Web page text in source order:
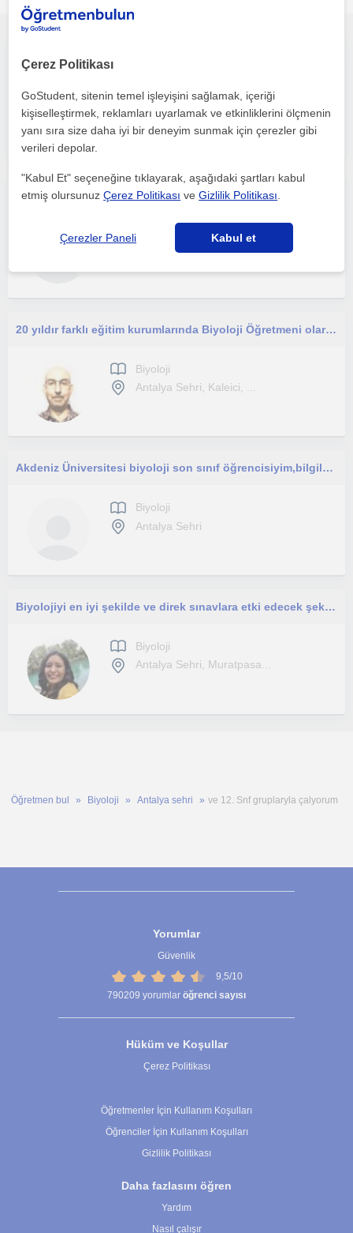
Biyoloji
Antalya Sehri
Antalya Sehri, Kepez (An...
20 yıldır farklı eğitim kurumlarında Biyoloji Öğretmeni olarak görev yaptım ve halen yapmaktayım.
Biyoloji
Antalya Sehri, Kaleici, ...
Akdeniz Üniversitesi biyoloji son sınıf öğrencisiyim,bilgilerimi ortaokul ve lise düzeyinde öğrenci seviyesine uygun aktarabilirim
Biyoloji
Antalya Sehri
Biyolojiyi en iyi şekilde ve direk sınavlara etki edecek şekilde hazırlanmak ister misiniz?
Biyoloji
Antalya Sehri, Muratpasa...
Öğretmen bul Biyoloji Antalya sehri ve 12. Snf gruplaryla çalyorum
Yorumlar
Güvenlik
9,5/10
790209 yorumlar öğrenci sayısı
Hüküm ve Koşullar
Çerez Politikası
Öğretmenler İçin Kullanım Koşulları
Öğrenciler İçin Kullanım Koşulları
Gizlilik Politikası
Daha fazlasını öğren
Yardım
Nasıl çalışır
Çerez Politikası
GoStudent, sitenin temel işleyişini sağlamak, içeriği
kişiselleştirmek, reklamları uyarlamak ve etkinliklerini ölçmenin
yanı sıra size daha iyi bir deneyim sunmak için çerezler gibi
verileri depolar.
"Kabul Et" seçeneğine tıklayarak, aşağıdaki şartları kabul
etmiş olursunuzÇerez Politikası veGizlilik Politikası
Çerezler Paneli Kabul et